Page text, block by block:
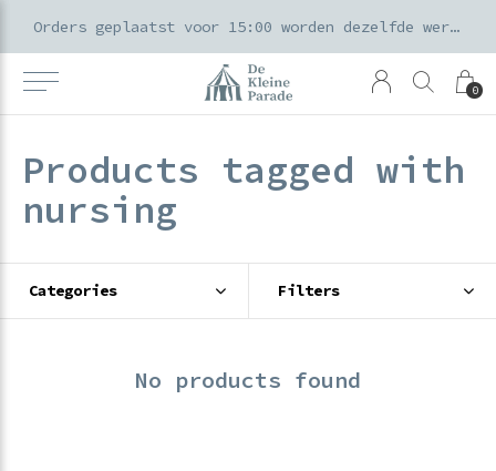
0
Orders geplaatst voor 15:00 worden dezelfde werkdag verzonden
Products tagged with
nursing
Categories Filters
No products found